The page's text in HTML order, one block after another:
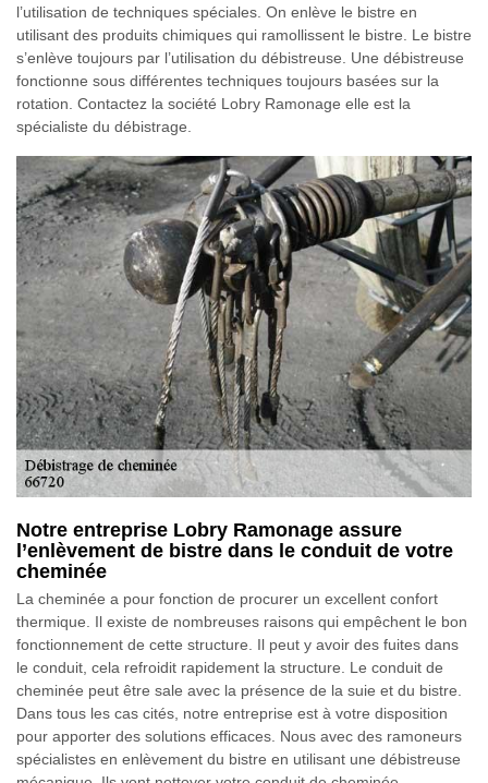
l’utilisation de techniques spéciales. On enlève le bistre en
utilisant des produits chimiques qui ramollissent le bistre. Le bistre
s’enlève toujours par l’utilisation du débistreuse. Une débistreuse
fonctionne sous différentes techniques toujours basées sur la
rotation. Contactez la société Lobry Ramonage elle est la
spécialiste du débistrage.
Notre entreprise Lobry Ramonage assure
l’enlèvement de bistre dans le conduit de votre
cheminée
La cheminée a pour fonction de procurer un excellent confort
thermique. Il existe de nombreuses raisons qui empêchent le bon
fonctionnement de cette structure. Il peut y avoir des fuites dans
le conduit, cela refroidit rapidement la structure. Le conduit de
cheminée peut être sale avec la présence de la suie et du bistre.
Dans tous les cas cités, notre entreprise est à votre disposition
pour apporter des solutions efficaces. Nous avec des ramoneurs
spécialistes en enlèvement du bistre en utilisant une débistreuse